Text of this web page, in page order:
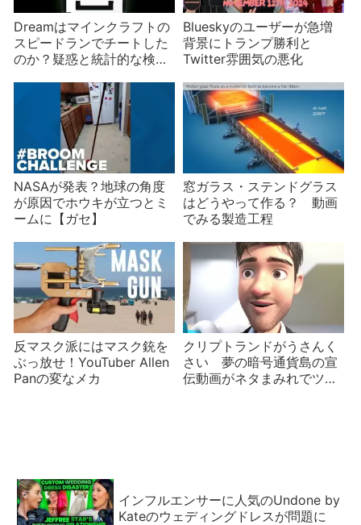
Dreamはマインクラフトの
スピードランでチートした
のか？疑惑と統計的な検証
Blueskyのユーザーが急増
背景にトランプ勝利と
Twitter雰囲気の悪化
NASAが発表？地球の角度
が原因でホウキが立つとミ
ームに【ガセ】
窓ガラス・ステンドグラス
はどうやって作る？ 動画
でみる製造工程
反マスク派にはマスク銃を
ぶっ放せ！YouTuber Allen
Panの変なメカ
クリプトランドがうさんく
さい 夢の暗号通貨島の宣
伝動画がネタまみれでツッ
インフルエンサーに人気のUndone by
Kateのウェディングドレスが問題に